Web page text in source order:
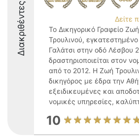
Διακριθέντες
Δείτε
Το Δικηγορικό Γραφείο
Τρουλινού,
Γαλάτσι στην οδό Λέσβου
δραστηριοποιείται στον
από το 2012. Η Ζωή
δικηγόρος με έδρα την
εξειδικευμένες και
νομικές υπηρεσίες,
10